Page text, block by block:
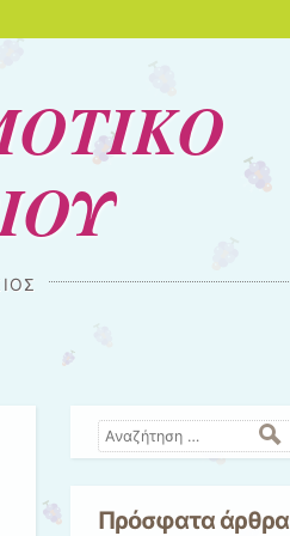
Αναζήτηση
Πρόσφατα άρθρα